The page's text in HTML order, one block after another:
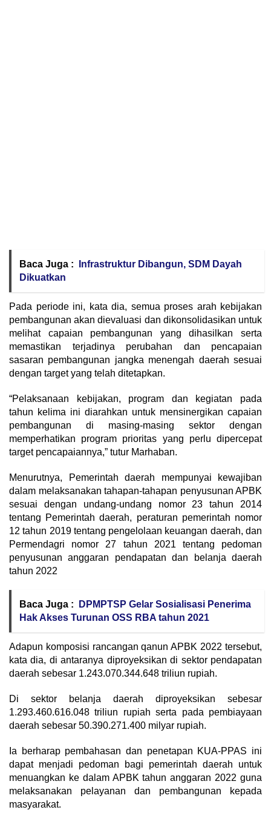
Baca Juga :
Infrastruktur Dibangun, SDM Dayah
Dikuatkan
Pada periode ini, kata dia, semua proses arah kebijakan
pembangunan akan dievaluasi dan dikonsolidasikan untuk
melihat capaian pembangunan yang dihasilkan serta
memastikan terjadinya perubahan dan pencapaian
sasaran pembangunan jangka menengah daerah sesuai
dengan target yang telah ditetapkan.
“Pelaksanaan kebijakan, program dan kegiatan pada
tahun kelima ini diarahkan untuk mensinergikan capaian
pembangunan di masing-masing sektor dengan
memperhatikan program prioritas yang perlu dipercepat
target pencapaiannya,” tutur Marhaban.
Menurutnya, Pemerintah daerah mempunyai kewajiban
dalam melaksanakan tahapan-tahapan penyusunan APBK
sesuai dengan undang-undang nomor 23 tahun 2014
tentang Pemerintah daerah, peraturan pemerintah nomor
12 tahun 2019 tentang pengelolaan keuangan daerah, dan
Permendagri nomor 27 tahun 2021 tentang pedoman
penyusunan anggaran pendapatan dan belanja daerah
tahun 2022
Baca Juga :
DPMPTSP Gelar Sosialisasi Penerima
Hak Akses Turunan OSS RBA tahun 2021
Adapun komposisi rancangan qanun APBK 2022 tersebut,
kata dia, di antaranya diproyeksikan di sektor pendapatan
daerah sebesar 1.243.070.344.648 triliun rupiah.
Di sektor belanja daerah diproyeksikan sebesar
1.293.460.616.048 triliun rupiah serta pada pembiayaan
daerah sebesar 50.390.271.400 milyar rupiah.
Ia berharap pembahasan dan penetapan KUA-PPAS ini
dapat menjadi pedoman bagi pemerintah daerah untuk
menuangkan ke dalam APBK tahun anggaran 2022 guna
melaksanakan pelayanan dan pembangunan kepada
masyarakat.